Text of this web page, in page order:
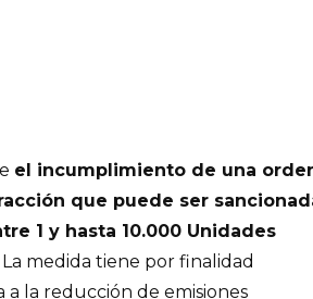
el incumplimiento de una
que puede ser
1 y hasta 10.000 Unidades
La medida tiene por finalidad
la reducción de emisiones